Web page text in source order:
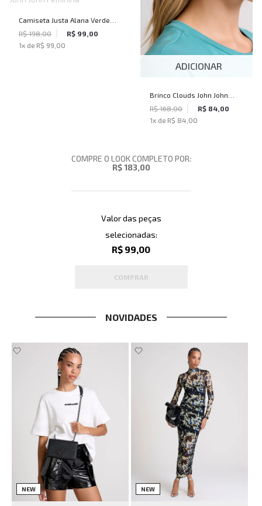
Camiseta Justa Alana Verde
John John Feminina
R$ 198,00
R$ 99,00
1x de R$ 99,00
ADICIONAR
Brinco Clouds John John
Feminino
R$ 168,00
R$ 84,00
1x de R$ 84,00
COMPRE O LOOK COMPLETO POR:
R$ 183,00
Valor das peças
selecionadas:
R$ 99,00
COMPRAR
NOVIDADES
NEW NEW